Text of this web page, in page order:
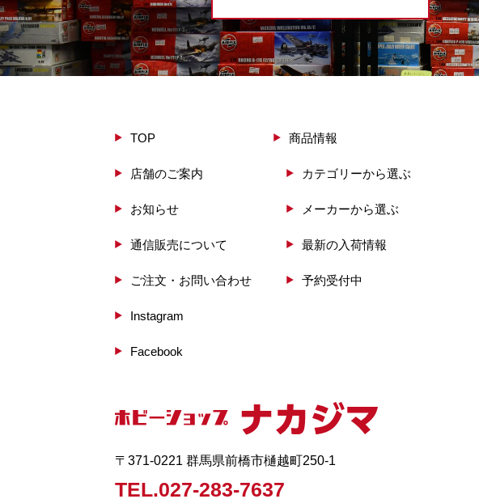
TOP
店舗のご案内
お知らせ
通信販売について
ご注文・お問い合わせ
Instagram
Facebook
商品情報
カテゴリーから選ぶ
メーカーから選ぶ
最新の入荷情報
予約受付中
〒371-0221 群馬県前橋市樋越町250-1
TEL.027-283-7637